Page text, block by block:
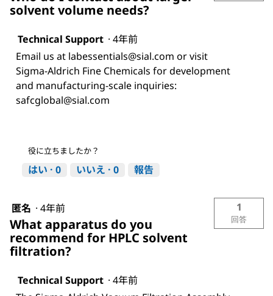
solvent volume needs?
Technical Support · 4年前
Email us at labessentials@sial.com or visit
Sigma-Aldrich Fine Chemicals for development
and manufacturing-scale inquiries:
safcglobal@sial.com
役に立ちましたか？
はい · 0 いいえ · 0 報告
匿名 · 4年前
What apparatus do you
recommend for HPLC solvent
filtration?
1
回答
Technical Support · 4年前